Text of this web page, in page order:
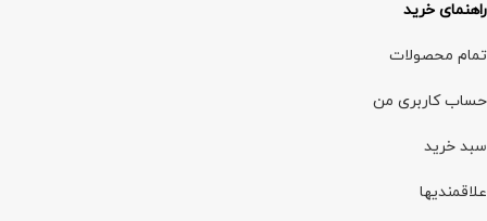
راهنمای خرید
تمام محصولات
حساب کاربری من
سبد خرید
علاقمندیها